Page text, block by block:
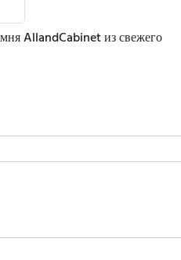
AllandCabinet из свежего